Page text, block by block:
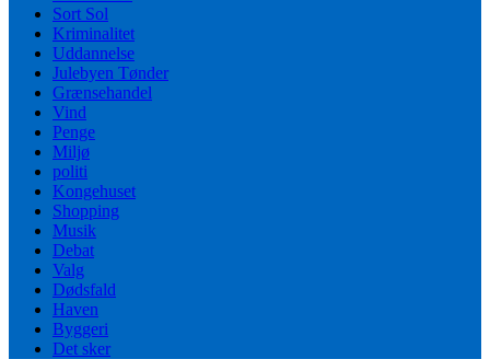
Sort Sol
Kriminalitet
Uddannelse
Julebyen Tønder
Grænsehandel
Vind
Penge
Miljø
politi
Kongehuset
Shopping
Musik
Debat
Valg
Dødsfald
Haven
Byggeri
Det sker